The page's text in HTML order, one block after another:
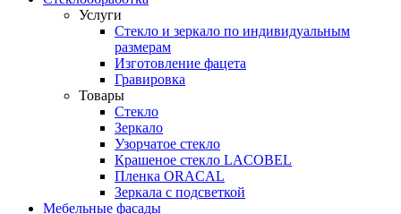
Услуги
Стекло и зеркало по индивидуальным
размерам
Изготовление фацета
Гравировка
Товары
Стекло
Зеркало
Узорчатое стекло
Крашеное стекло LACOBEL
Пленка ORACAL
Зеркала с подсветкой
Мебельные фасады